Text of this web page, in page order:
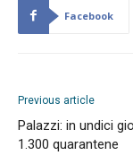
Facebook
Previous article
Palazzi: in undici
1.300 quarantene